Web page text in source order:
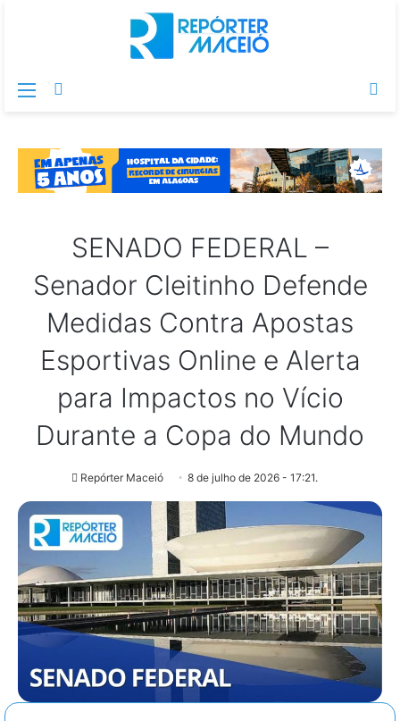
Menu
SENADO FEDERAL –
Senador Cleitinho Defende
Medidas Contra Apostas
Esportivas Online e Alerta
para Impactos no Vício
Durante a Copa do Mundo
Repórter Maceió 8 de julho de 2026 - 17:21.